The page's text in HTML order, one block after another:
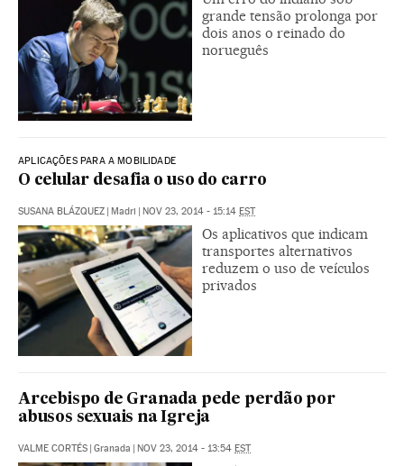
grande tensão prolonga por
dois anos o reinado do
norueguês
APLICAÇÕES PARA A MOBILIDADE
O celular desafia o uso do carro
SUSANA BLÁZQUEZ | Madri | NOV 23, 2014 - 15:14 EST
Os aplicativos que indicam
transportes alternativos
reduzem o uso de veículos
privados
Arcebispo de Granada pede perdão por
abusos sexuais na Igreja
VALME CORTÉS | Granada | NOV 23, 2014 - 13:54 EST